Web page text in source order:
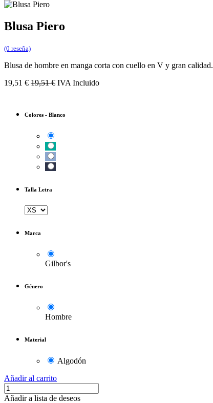
Blusa Piero
(0 reseña)
Blusa de hombre en manga corta con cuello en V y gran calidad.
19,51 € 19,51€ IVA Incluido
Colores - Blanco
Talla Letra
Marca
Gilbor's
Género
Hombre
Material
Algodón
Añadir al carrito
Añadir a lista de deseos